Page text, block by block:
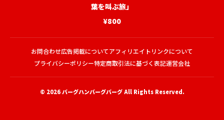
葉を叫ぶ旅」
¥800
お問合わせ広告掲載についてアフィリエイトリンクについて
プライバシーポリシー特定商取引法に基づく表記運営会社
© 2026バーグハンバーグバーグAll Rights Reserved.